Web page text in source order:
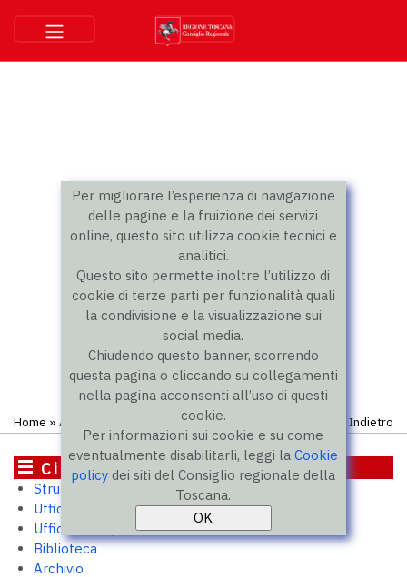
Per migliorare l’esperienza di navigazione
delle pagine e la fruizione dei servizi
online, questo sito utilizza cookie tecnici e
analitici.
Questo sito permette inoltre l’utilizzo di
cookie di terze parti per funzionalità quali
la condivisione e la visualizzazione sui
social media.
Chiudendo questo banner, scorrendo
questa pagina o cliccando su collegamenti
nella pagina acconsenti all’uso di questi
cookie.
Per informazioni sui cookie e su come
eventualmente disabilitarli, leggi laCookie
policy dei siti del Consiglio regionale della
Toscana.
Home » Archivio Fondo Oriana Fallaci» Visita guidata Indietro
Cittadini
Struttura e uffici
Ufficio relazioni con il pubblico
Ufficio stampa
Biblioteca
Archivio